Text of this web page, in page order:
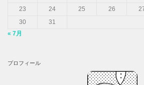
23
24 25 26
30
31
« 7月
プロフィール